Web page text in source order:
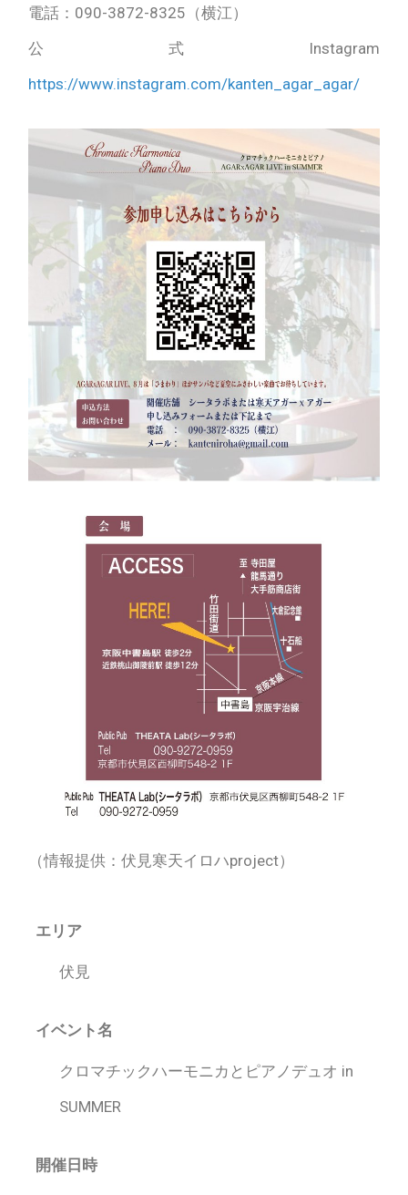
電話：090-3872-8325（横江）
公式Instagram
https://www.instagram.com/kanten_agar_agar/
（情報提供：伏見寒天イロハproject）
エリア
伏見
イベント名
クロマチックハーモニカとピアノデュオ in
SUMMER
開催日時